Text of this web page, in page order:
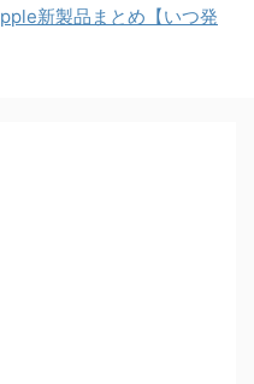
新製品まとめ【いつ発